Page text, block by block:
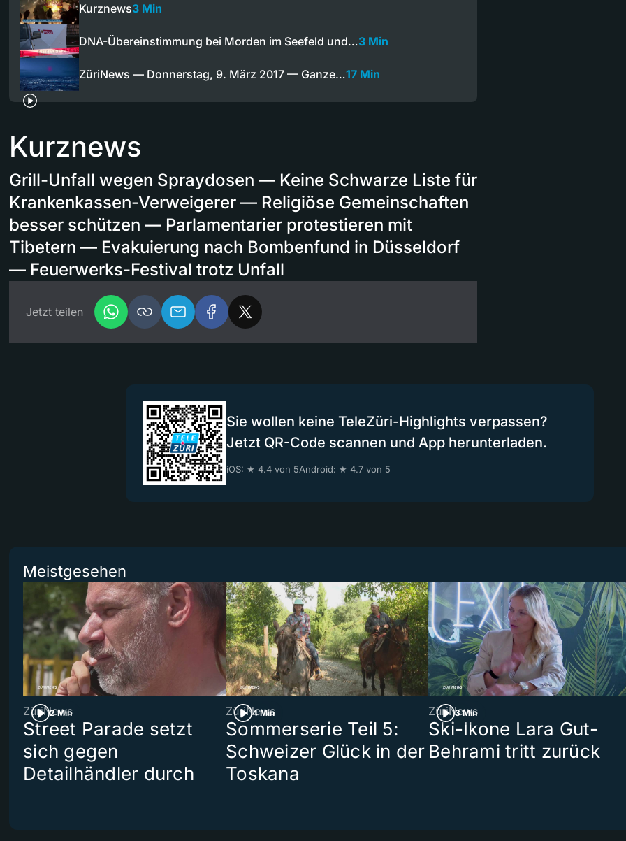
Kurznews3 Min
DNA-Übereinstimmung bei Morden im Seefeld und…3 Min
ZüriNews — Donnerstag, 9. März 2017 — Ganze…17 Min
Kurznews
Grill-Unfall wegen Spraydosen — Keine Schwarze Liste für
Krankenkassen-Verweigerer — Religiöse Gemeinschaften
besser schützen — Parlamentarier protestieren mit
Tibetern — Evakuierung nach Bombenfund in Düsseldorf
— Feuerwerks-Festival trotz Unfall
Jetzt teilen
Sie wollen keine TeleZüri-Highlights verpassen?
Jetzt QR-Code scannen und App herunterladen.
iOS: ★ 4.4 von 5Android: ★ 4.7 von 5
Meistgesehen
2 Min
ZüriNews
Street Parade setzt
sich gegen
Detailhändler durch
4 Min
ZüriNews
Sommerserie Teil 5:
Schweizer Glück in der
Toskana
3 Min
ZüriNews
Ski-Ikone Lara Gut-
Behrami tritt zurück